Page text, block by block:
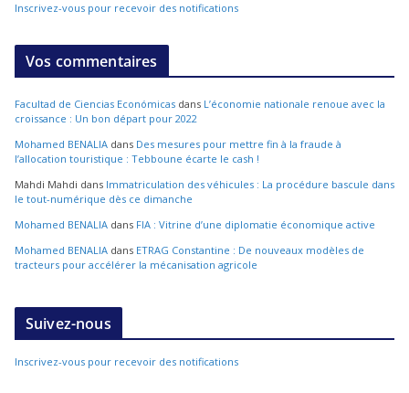
Inscrivez-vous pour recevoir des notifications
Vos commentaires
Facultad de Ciencias Económicas dans L’économie nationale renoue avec la
croissance : Un bon départ pour 2022
Mohamed BENALIA dans Des mesures pour mettre fin à la fraude à
l’allocation touristique : Tebboune écarte le cash !
Mahdi Mahdi dans Immatriculation des véhicules : La procédure bascule dans
le tout-numérique dès ce dimanche
Mohamed BENALIA dans FIA : Vitrine d’une diplomatie économique active
Mohamed BENALIA dans ETRAG Constantine : De nouveaux modèles de
tracteurs pour accélérer la mécanisation agricole
Suivez-nous
Inscrivez-vous pour recevoir des notifications